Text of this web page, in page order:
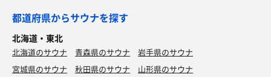
都道府県からサウナを探す
北海道・東北
北海道のサウナ 青森県のサウナ
岩手県のサウナ
宮城県のサウナ
秋田県のサウナ
山形県のサウナ